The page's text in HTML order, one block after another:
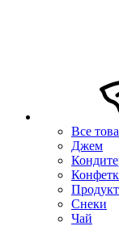
Все
Джем
Снеки
Чай